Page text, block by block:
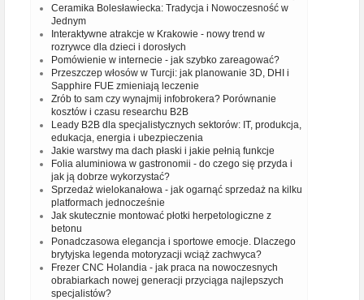
Ceramika Bolesławiecka: Tradycja i Nowoczesność w
Jednym
Interaktywne atrakcje w Krakowie - nowy trend w
rozrywce dla dzieci i dorosłych
Pomówienie w internecie - jak szybko zareagować?
Przeszczep włosów w Turcji: jak planowanie 3D, DHI i
Sapphire FUE zmieniają leczenie
Zrób to sam czy wynajmij infobrokera? Porównanie
kosztów i czasu researchu B2B
Leady B2B dla specjalistycznych sektorów: IT, produkcja,
edukacja, energia i ubezpieczenia
Jakie warstwy ma dach płaski i jakie pełnią funkcje
Folia aluminiowa w gastronomii - do czego się przyda i
jak ją dobrze wykorzystać?
Sprzedaż wielokanałowa - jak ogarnąć sprzedaż na kilku
platformach jednocześnie
Jak skutecznie montować płotki herpetologiczne z
betonu
Ponadczasowa elegancja i sportowe emocje. Dlaczego
brytyjska legenda motoryzacji wciąż zachwyca?
Frezer CNC Holandia - jak praca na nowoczesnych
obrabiarkach nowej generacji przyciąga najlepszych
specjalistów?